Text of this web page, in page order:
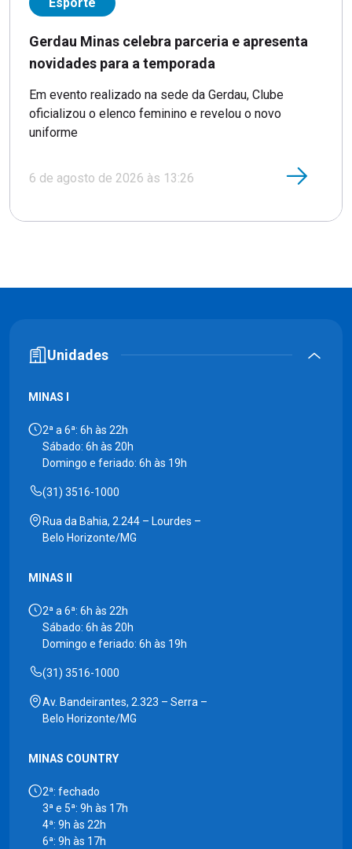
Esporte
Gerdau Minas celebra parceria e apresenta
novidades para a temporada
Em evento realizado na sede da Gerdau, Clube
oficializou o elenco feminino e revelou o novo
uniforme
6 de agosto de 2026 às 13:26
Unidades
MINAS I
2ª a 6ª: 6h às 22h
Sábado: 6h às 20h
Domingo e feriado: 6h às 19h
(31) 3516-1000
Rua da Bahia, 2.244 – Lourdes –
Belo Horizonte/MG
MINAS II
2ª a 6ª: 6h às 22h
Sábado: 6h às 20h
Domingo e feriado: 6h às 19h
(31) 3516-1000
Av. Bandeirantes, 2.323 – Serra –
Belo Horizonte/MG
MINAS COUNTRY
2ª: fechado
3ª e 5ª: 9h às 17h
4ª: 9h às 22h
6ª: 9h às 17h